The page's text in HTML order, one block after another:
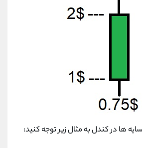
ها در کندل به مثال زیر توجه کنید: